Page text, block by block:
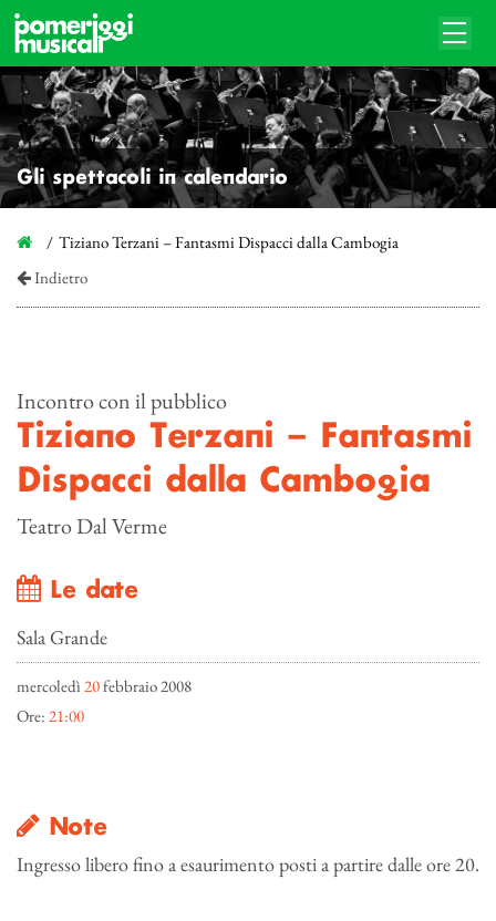
Gli spettacoli in calendario
Tiziano Terzani – Fantasmi Dispacci dalla Cambogia
Indietro
Incontro con il pubblico
Tiziano Terzani – Fantasmi
Dispacci dalla Cambogia
Teatro Dal Verme
Le date
Sala Grande
mercoledì 20febbraio 2008
Ore: 21:00
Note
Ingresso libero fino a esaurimento posti a partire dalle ore 20.